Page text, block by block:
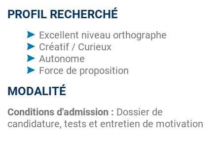
PROFIL RECHERCHÉ
Excellent niveau orthographe
Créatif / Curieux
Autonome
Force de proposition
MODALITÉ
Conditions d'admission : Dossier de
candidature, tests et entretien de motivation